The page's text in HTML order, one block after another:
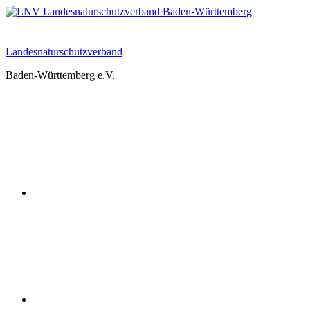
Zum
Landesnaturschutzverband
Baden-Württemberg e.V.